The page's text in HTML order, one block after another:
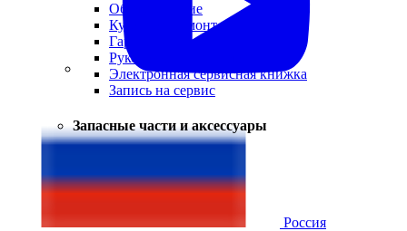
Обслуживание
Кузовной ремонт
Гарантия
Руководства и каталоги
Электронная сервисная книжка
Запись на сервис
Запасные части и аксессуары
Россия